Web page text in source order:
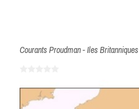
Courants Proudman - Iles Britanniques